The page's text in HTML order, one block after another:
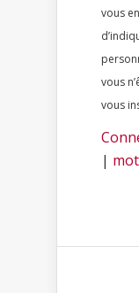
vous
personnel
vous
vous
|